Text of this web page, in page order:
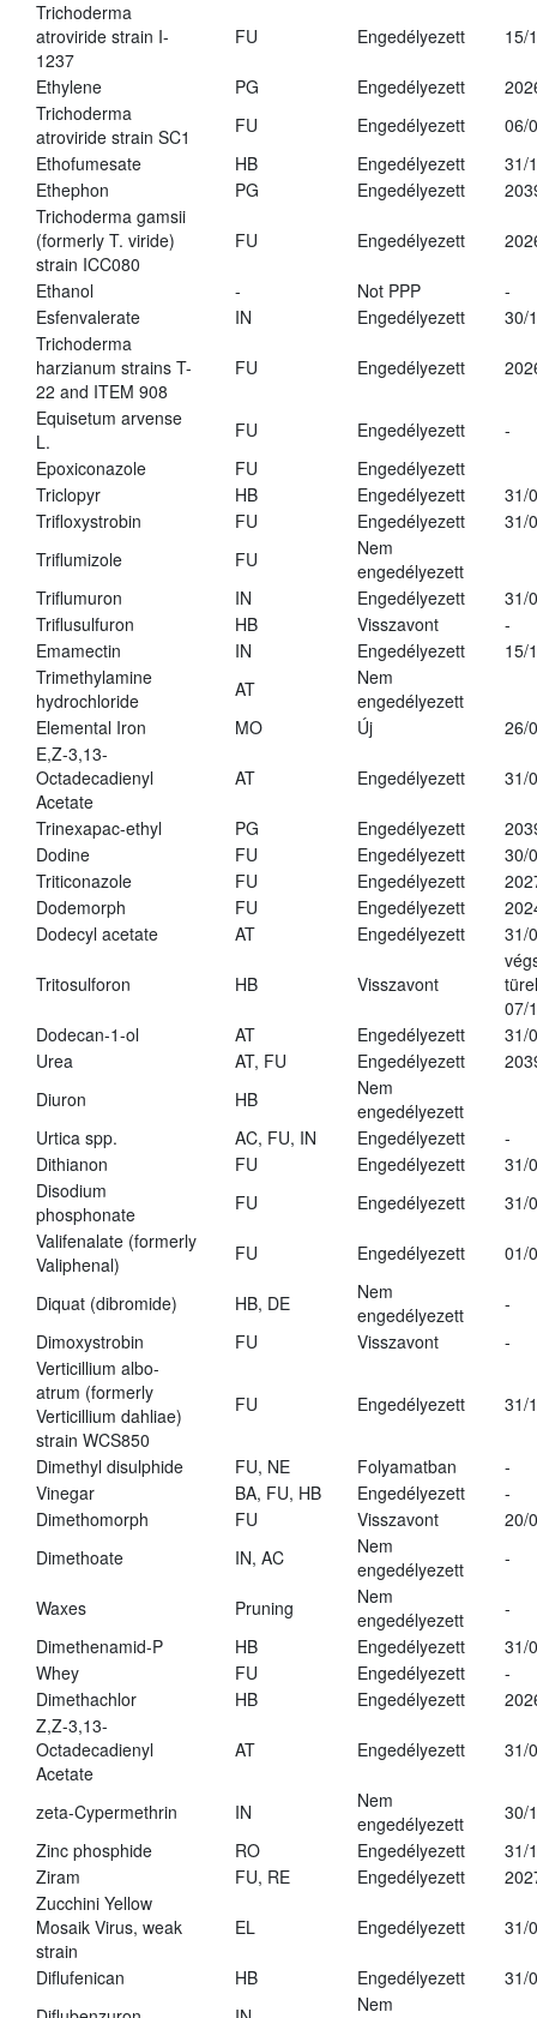
Trichoderma
atroviride strain I-
1237
FU Engedélyezett 15/
Ethylene PG Engedélyezett
Trichoderma
atroviride strain SC1
FU Engedélyezett
06/
Ethofumesate
HB Engedélyezett
31/
Ethephon
PG Engedélyezett
Trichoderma gamsii
(formerly T. viride)
strain ICC080
FU Engedélyezett
Ethanol - Not PPP
-
Esfenvalerate
IN Engedélyezett
30/
Trichoderma
harzianum strains T-
22 and ITEM 908
FU Engedélyezett
Equisetum arvense
L.
FU Engedélyezett
-
Epoxiconazole
FU
Engedélyezett
Triclopyr
HB Engedélyezett
31/
Trifloxystrobin
FU Engedélyezett
31/
Triflumizole
FU
Nem
engedélyezett
Triflumuron
IN Engedélyezett
31/
Triflusulfuron
HB Visszavont
-
Emamectin
IN Engedélyezett
15/
Trimethylamine
hydrochloride
AT
Nem
engedélyezett
Elemental Iron
MO Új
26/
E,Z-3,13-
Octadecadienyl
Acetate
AT Engedélyezett 31/
Trinexapac-ethyl PG Engedélyezett
Dodine
FU Engedélyezett
30/
Triticonazole
FU Engedélyezett
Dodemorph
FU Engedélyezett
Dodecyl acetate
AT Engedélyezett 31/
Tritosulforon HB Visszavont
07/
Dodecan-1-ol
AT Engedélyezett
31/
Urea
AT, FU Engedélyezett
Diuron
HB
Nem
engedélyezett
Urtica spp.
AC, FU, IN Engedélyezett
-
Dithianon
FU Engedélyezett
31/
Disodium
phosphonate
FU Engedélyezett
31/
Valifenalate (formerly
Valiphenal)
FU Engedélyezett 01/
Diquat (dibromide) HB, DE
Nem
engedélyezett
-
Dimoxystrobin
FU Visszavont
-
Verticillium albo-
atrum (formerly
Verticillium dahliae)
strain WCS850
FU Engedélyezett 31/
Dimethyl disulphide FU, NE Folyamatban
-
Vinegar
BA, FU, HB Engedélyezett
-
Dimethomorph
FU Visszavont
20/
Dimethoate
IN, AC
Nem
engedélyezett
-
Waxes Pruning
Nem
engedélyezett
-
Dimethenamid-P
HB Engedélyezett
31/
Whey
FU Engedélyezett
-
Dimethachlor
HB Engedélyezett
Z,Z-3,13-
Octadecadienyl
Acetate
AT Engedélyezett 31/
zeta-Cypermethrin IN
Nem
engedélyezett
30/
Zinc phosphide
RO Engedélyezett
31/
Ziram
FU, RE Engedélyezett
Zucchini Yellow
Mosaik Virus, weak
strain
EL Engedélyezett 31/
Diflufenican HB Engedélyezett
31/
Nem